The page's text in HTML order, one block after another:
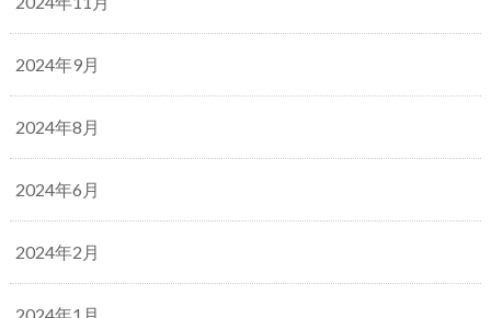
2024年9月
2024年8月
2024年6月
2024年2月